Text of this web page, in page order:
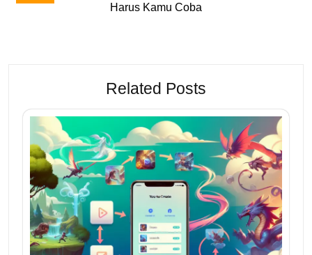
Harus Kamu Coba
Related Posts